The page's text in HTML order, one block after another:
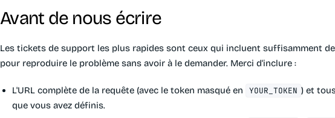
Avant de nous écrire
Les tickets de support les plus rapides sont ceux qui incluent suffisamment
pour reproduire le problème sans avoir à le demander. Merci d'inclure :
L'URL complète de la requête (avec le token masqué en YOUR_TOKEN ) et
que vous avez définis.